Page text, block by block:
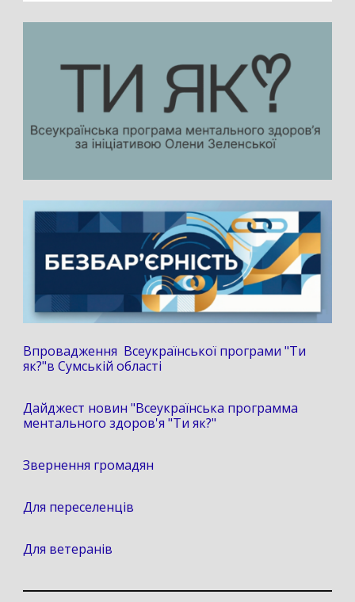
Впровадження Всеукраїнської програми "Ти
як?"в Сумській області
Дайджест новин "Всеукраїнська программа
ментального здоров'я "Ти як?"
Звернення громадян
Для переселенців
Для ветеранів